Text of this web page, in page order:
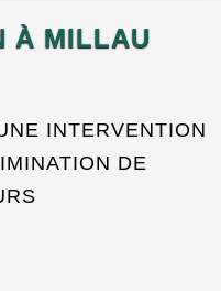
À MILLAU
INTERVENTION
DE